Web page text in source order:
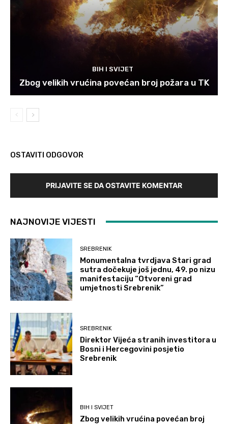
BIH I SVIJET
Zbog velikih vrućina povećan broj požara u TK
OSTAVITI ODGOVOR
PRIJAVITE SE DA OSTAVITE KOMENTAR
NAJNOVIJE VIJESTI
SREBRENIK
Monumentalna tvrdjava Stari grad
sutra dočekuje još jednu, 49. po nizu
manifestaciju “Otvoreni grad
umjetnosti Srebrenik”
SREBRENIK
Direktor Vijeća stranih investitora u
Bosni i Hercegovini posjetio
Srebrenik
BIH I SVIJET
Zbog velikih vrućina povećan broj